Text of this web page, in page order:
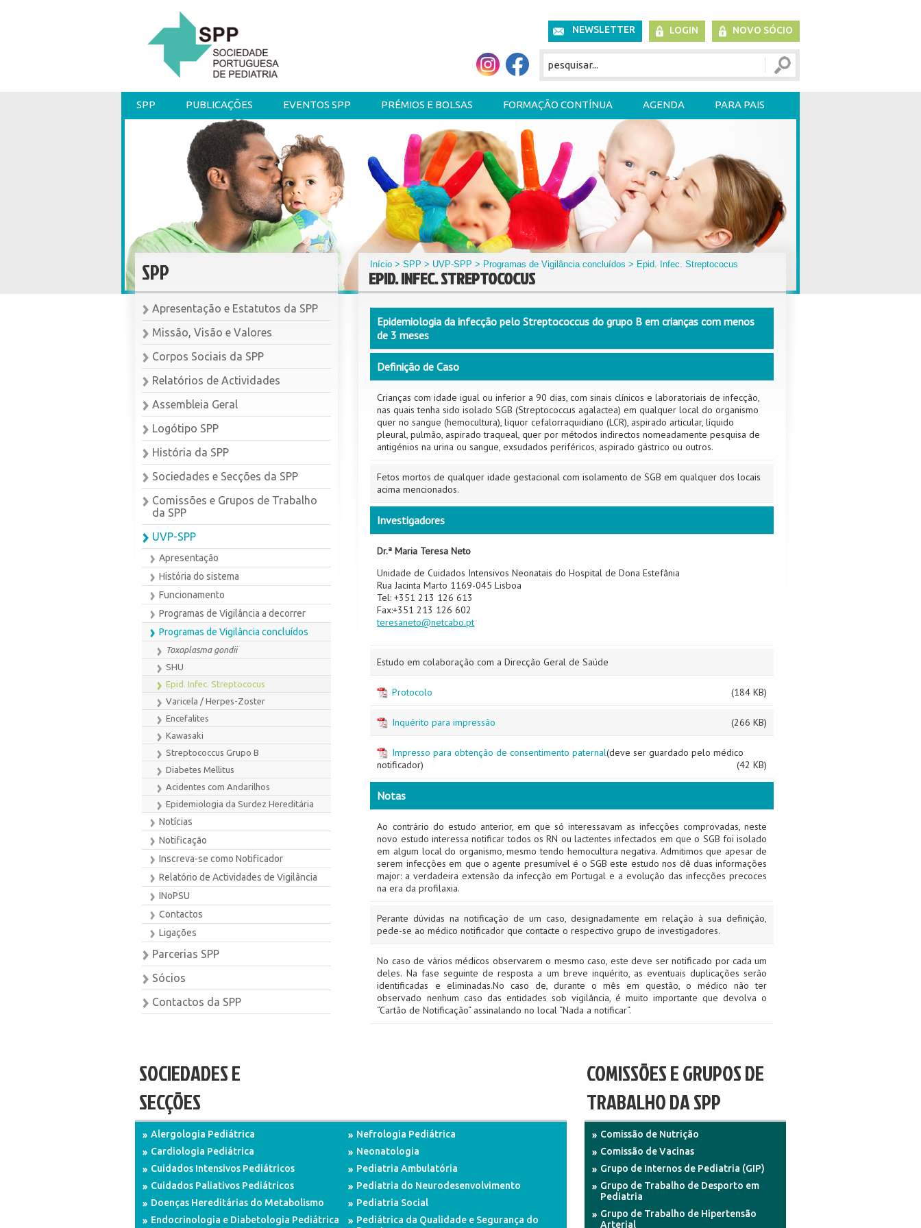
NEWSLETTER LOGIN NOVO SÓCIO
SPP PUBLICAÇÕES EVENTOS SPP PRÉMIOS E BOLSAS FORMAÇÃO CONTÍNUA AGENDA PARA PAIS
SPP
Apresentação e Estatutos da SPP
Missão, Visão e Valores
Corpos Sociais da SPP
Relatórios de Actividades
Assembleia Geral
Logótipo SPP
História da SPP
Sociedades e Secções da SPP
Comissões e Grupos de Trabalho
da SPP
UVP-SPP
Apresentação
História do sistema
Funcionamento
Programas de Vigilância a decorrer
Programas de Vigilância concluídos
Toxoplasma gondii
SHU
Epid. Infec. Streptococus
Varicela / Herpes-Zoster
Encefalites
Kawasaki
Streptococcus Grupo B
Diabetes Mellitus
Acidentes com Andarilhos
Epidemiologia da Surdez Hereditária
Notícias
Notificação
Inscreva-se como Notificador
Relatório de Actividades de Vigilância
INoPSU
Contactos
Ligações
Parcerias SPP
Sócios
Contactos da SPP
Início >SPP > UVP-SPP > Programas de Vigilância concluídos > Epid. Infec. Streptococus
EPID. INFEC. STREPTOCOCUS
Epidemiologia da infecção pelo Streptococcus do grupo B em crianças com menos
de 3 meses
Definição de Caso
Crianças com idade igual ou inferior a 90 dias, com sinais clínicos e laboratoriais de infecção,
nas quais tenha sido isolado SGB (Streptococcus agalactea) em qualquer local do organismo
quer no sangue (hemocultura), liquor cefalorraquidiano (LCR), aspirado articular, líquido
pleural, pulmão, aspirado traqueal, quer por métodos indirectos nomeadamente pesquisa de
antigénios na urina ou sangue, exsudados periféricos, aspirado gástrico ou outros.
Fetos mortos de qualquer idade gestacional com isolamento de SGB em qualquer dos locais
acima mencionados.
Investigadores
Dr.ª Maria Teresa Neto
Unidade de Cuidados Intensivos Neonatais do Hospital de Dona Estefânia
Rua Jacinta Marto 1169-045 Lisboa
Tel: +351 213 126 613
Fax:+351 213 126 602
teresaneto@netcabo.pt
Estudo em colaboração com a Direcção Geral de Saúde
Protocolo (184 KB)
Inquérito para impressão (266 KB)
Impresso para obtenção de consentimento paternal(deve ser guardado pelo médico
notificador)
(42 KB)
Notas
Ao contrário do estudo anterior, em que só interessavam as infecções comprovadas, neste
novo estudo interessa notificar todos os RN ou lactentes infectados em que o SGB foi isolado
em algum local do organismo, mesmo tendo hemocultura negativa. Admitimos que apesar de
serem infecções em que o agente presumível é o SGB este estudo nos dê duas informações
major: a verdadeira extensão da infecção em Portugal e a evolução das infecções precoces
na era da profilaxia.
Perante dúvidas na notificação de um caso, designadamente em relação à sua definição,
pede-se ao médico notificador que contacte o respectivo grupo de investigadores.
No caso de vários médicos observarem o mesmo caso, este deve ser notificado por cada um
deles. Na fase seguinte de resposta a um breve inquérito, as eventuais duplicações serão
identificadas e eliminadas.No caso de, durante o mês em questão, o médico não ter
observado nenhum caso das entidades sob vigilância, é muito importante que devolva o
“Cartão de Notificação“ assinalando no local “Nada a notificar“.
SOCIEDADES E
SECÇÕES
Alergologia Pediátrica
Cardiologia Pediátrica
Cuidados Intensivos Pediátricos
Cuidados Paliativos Pediátricos
Doenças Hereditárias do Metabolismo
Endocrinologia e Diabetologia Pediátrica
Nefrologia Pediátrica
Neonatologia
Pediatria Ambulatória
Pediatria do Neurodesenvolvimento
Pediatria Social
Pediátrica da Qualidade e Segurança do
COMISSÕES E GRUPOS DE
TRABALHO DA SPP
Comissão de Nutrição
Comissão de Vacinas
Grupo de Internos de Pediatria (GIP)
Grupo de Trabalho de Desporto em
Pediatria
Grupo de Trabalho de Hipertensão
Arterial